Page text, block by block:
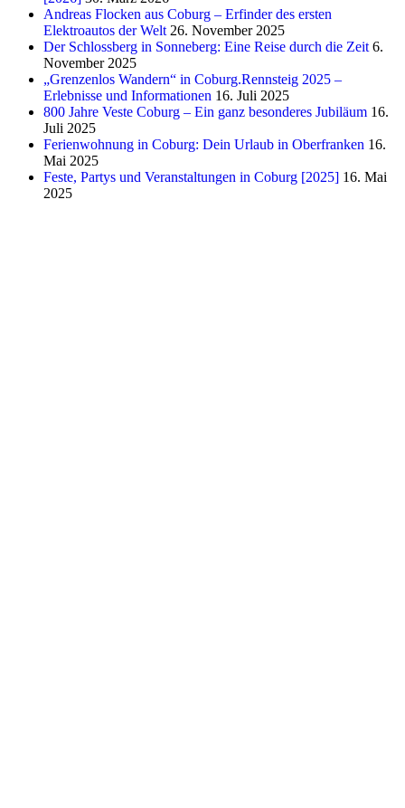
Andreas Flocken aus Coburg – Erfinder des ersten
Elektroautos der Welt 26. November 2025
Der Schlossberg in Sonneberg: Eine Reise durch die Zeit 6.
November 2025
„Grenzenlos Wandern“ in Coburg.Rennsteig 2025 –
Erlebnisse und Informationen 16. Juli 2025
800 Jahre Veste Coburg – Ein ganz besonderes Jubiläum 16.
Juli 2025
Ferienwohnung in Coburg: Dein Urlaub in Oberfranken 16.
Mai 2025
Feste, Partys und Veranstaltungen in Coburg [2025] 16. Mai
2025